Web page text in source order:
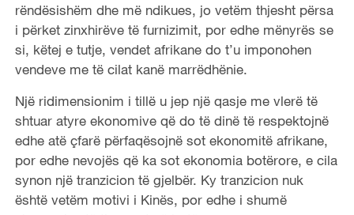
rëndësishëm dhe më ndikues, jo vetëm thjesht përsa
i përket zinxhirëve të furnizimit, por edhe mënyrës se
si, këtej e tutje, vendet afrikane do t’u imponohen
vendeve me të cilat kanë marrëdhënie.
Një ridimensionim i tillë u jep një qasje me vlerë të
shtuar atyre ekonomive që do të dinë të respektojnë
edhe atë çfarë përfaqësojnë sot ekonomitë afrikane,
por edhe nevojës që ka sot ekonomia botërore, e cila
synon një tranzicion të gjelbër. Ky tranzicion nuk
është vetëm motivi i Kinës, por edhe i shumë